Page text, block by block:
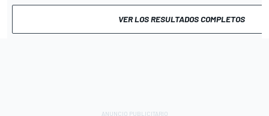
VER LOS RESULTADOS COMPLETOS